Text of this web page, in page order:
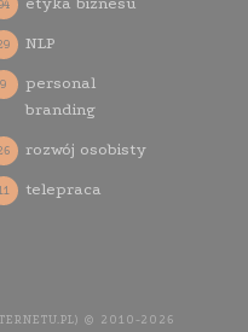
NLP
personal
branding
9
rozwój osobisty
telepraca
© 2010-2026